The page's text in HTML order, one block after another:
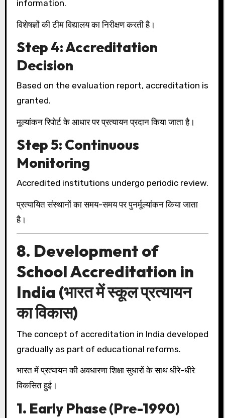
information.
विशेषज्ञों की टीम विद्यालय का निरीक्षण करती है।
Step 4: Accreditation
Decision
Based on the evaluation report, accreditation is
granted.
मूल्यांकन रिपोर्ट के आधार पर प्रत्यायन प्रदान किया जाता है।
Step 5: Continuous
Monitoring
Accredited institutions undergo periodic review.
प्रत्यायित संस्थानों का समय-समय पर पुनर्मूल्यांकन किया जाता
है।
8. Development of
School Accreditation in
India (भारत में स्कूल प्रत्यायन
का विकास)
The concept of accreditation in India developed
gradually as part of educational reforms.
भारत में प्रत्यायन की अवधारणा शिक्षा सुधारों के साथ धीरे-धीरे
विकसित हुई।
1. Early Phase (Pre-1990)